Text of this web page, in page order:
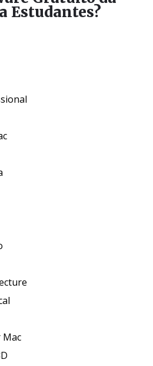
Estudantes?
Mac